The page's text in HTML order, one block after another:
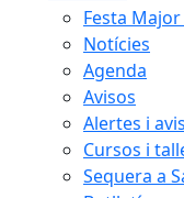
Festa
Notícies
Agenda
Avisos
Alertes i
Cursos i
Sequera a